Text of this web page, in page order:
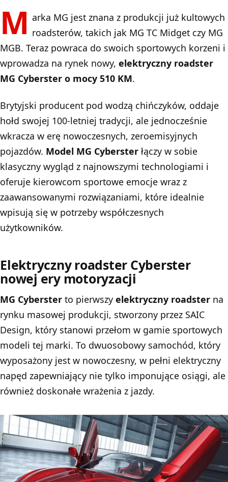
M arka MG jest znana z produkcji już kultowych
roadsterów, takich jak MG TC Midget czy MG
MGB. Teraz powraca do swoich sportowych korzeni i
wprowadza na rynek nowy, elektryczny roadster
MG Cyberster o mocy 510 KM.
Brytyjski producent pod wodzą chińczyków, oddaje
hołd swojej 100-letniej tradycji, ale jednocześnie
wkracza w erę nowoczesnych, zeroemisyjnych
pojazdów. Model MG Cyberster łączy w sobie
klasyczny wygląd z najnowszymi technologiami i
oferuje kierowcom sportowe emocje wraz z
zaawansowanymi rozwiązaniami, które idealnie
wpisują się w potrzeby współczesnych
użytkowników.
Elektryczny roadster Cyberster
nowej ery motoryzacji
MG Cyberster to pierwszy elektryczny roadster na
rynku masowej produkcji, stworzony przez SAIC
Design, który stanowi przełom w gamie sportowych
modeli tej marki. To dwuosobowy samochód, który
wyposażony jest w nowoczesny, w pełni elektryczny
napęd zapewniający nie tylko imponujące osiągi, ale
również doskonałe wrażenia z jazdy.